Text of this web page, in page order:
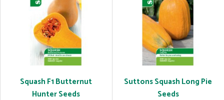
Squash F1 Butternut
Hunter Seeds
Suttons Squash Long Pie
Seeds